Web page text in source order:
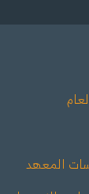
المعهد